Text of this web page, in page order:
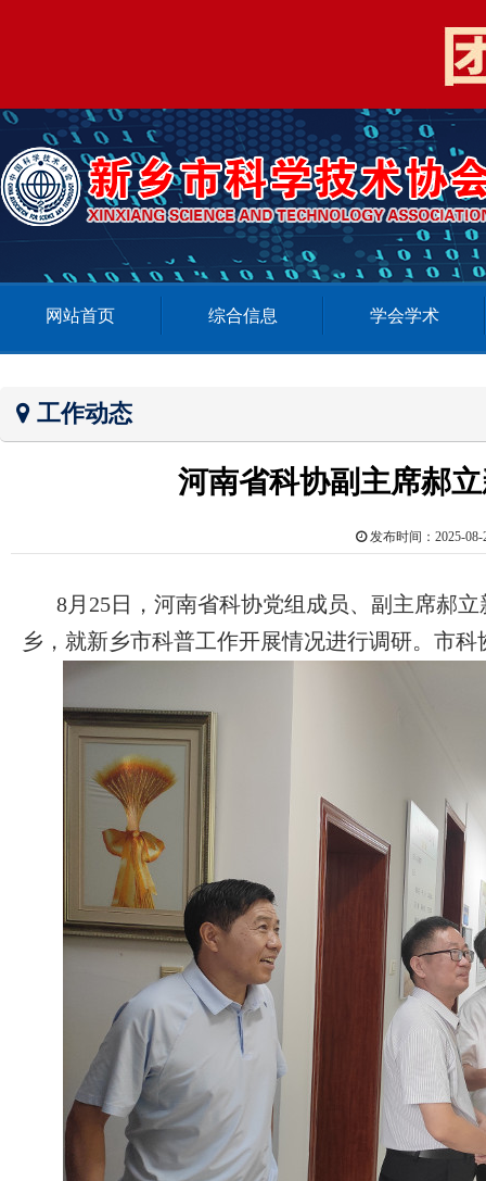
网站首页 综合信息 学会学术
工作动态
河南省科协副主席郝
发布时间：2025-
8月25日，河南省科协党组成员、副主席郝
乡，就新乡市科普工作开展情况进行调研。市